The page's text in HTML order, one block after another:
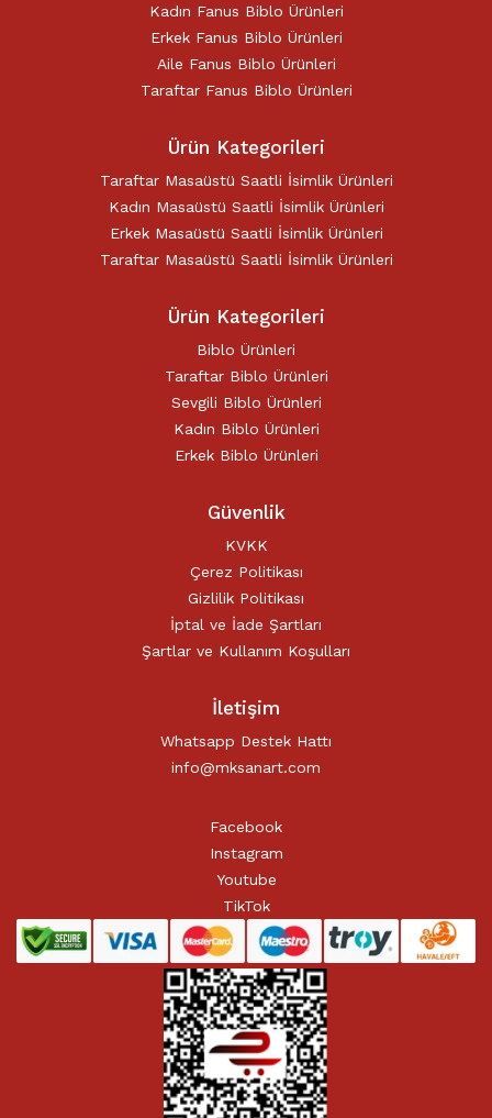
Kadın Fanus Biblo Ürünleri
Erkek Fanus Biblo Ürünleri
Aile Fanus Biblo Ürünleri
Taraftar Fanus Biblo Ürünleri
Ürün Kategorileri
Taraftar Masaüstü Saatli İsimlik Ürünleri
Kadın Masaüstü Saatli İsimlik Ürünleri
Erkek Masaüstü Saatli İsimlik Ürünleri
Taraftar Masaüstü Saatli İsimlik Ürünleri
Ürün Kategorileri
Biblo Ürünleri
Taraftar Biblo Ürünleri
Sevgili Biblo Ürünleri
Kadın Biblo Ürünleri
Erkek Biblo Ürünleri
Güvenlik
KVKK
Çerez Politikası
Gizlilik Politikası
İptal ve İade Şartları
Şartlar ve Kullanım Koşulları
İletişim
Whatsapp Destek Hattı
info@mksanart.com
Facebook
Instagram
Youtube
TikTok